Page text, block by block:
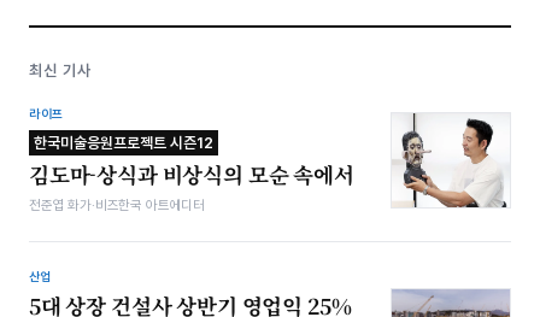
최신 기사
라이프
한국미술응원프로젝트 시즌12
김도마-상식과 비상식의 모순 속에서
전준엽 화가·비즈한국 아트에디터
산업
5대 상장 건설사 상반기 영업익 25%